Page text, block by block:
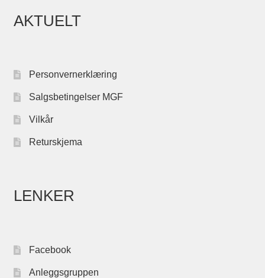
AKTUELT
Personvernerklæring
Salgsbetingelser MGF
Vilkår
Returskjema
LENKER
Facebook
Anleggsgruppen